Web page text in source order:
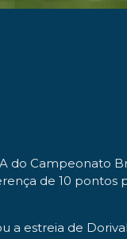
do Campeonato
de 10 pontos
a estreia de